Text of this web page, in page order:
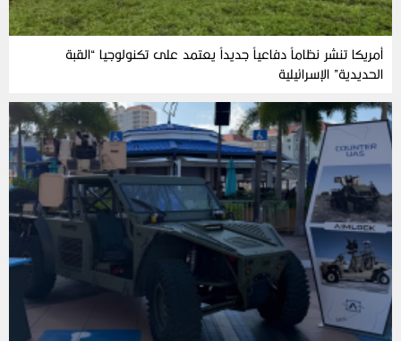
أمريكا تنشر نظاماً دفاعياً جديداً يعتمد على تكنولوجيا “القبة
الحديدية” الإسرائيلية